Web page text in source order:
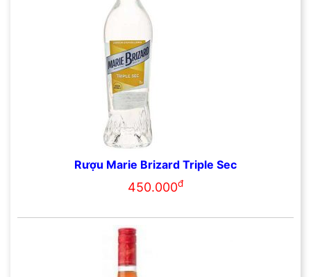
Rượu Marie Brizard Triple Sec
450.000đ